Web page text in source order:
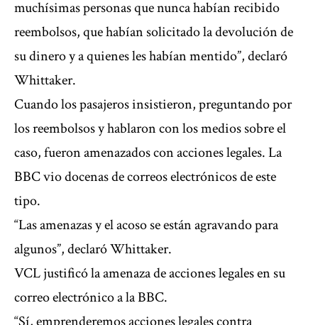
muchísimas personas que nunca habían recibido
reembolsos, que habían solicitado la devolución de
su dinero y a quienes les habían mentido”, declaró
Whittaker.
Cuando los pasajeros insistieron, preguntando por
los reembolsos y hablaron con los medios sobre el
caso, fueron amenazados con acciones legales. La
BBC vio docenas de correos electrónicos de este
tipo.
“Las amenazas y el acoso se están agravando para
algunos”, declaró Whittaker.
VCL justificó la amenaza de acciones legales en su
correo electrónico a la BBC.